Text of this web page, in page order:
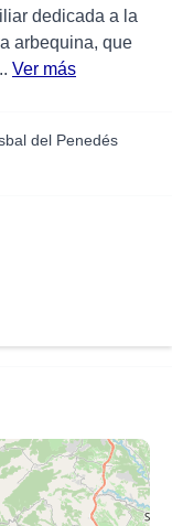
dedicada a la
arbequina, que
Ver más
del Penedés